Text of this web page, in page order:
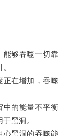
够吞噬一切靠
在增加，吞噬
的能量不平衡
黑洞。
黑洞的吞噬能